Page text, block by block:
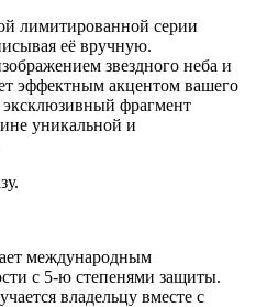
лимитированной серии
её вручную.
звездного неба и
эффектным акцентом вашего
эксклюзивный фрагмент
уникальной и
международным
с 5-ю степенями защиты.
владельцу вместе с